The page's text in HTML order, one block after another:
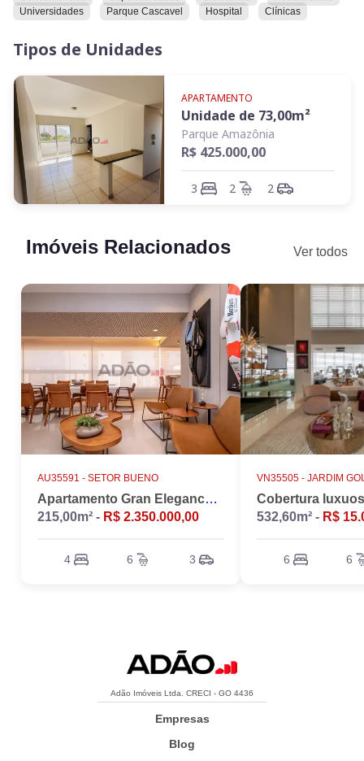
Universidades
Parque Cascavel Hospital Clínicas
Tipos de Unidades
APARTAMENTO
Unidade de 73,00m²
Parque Amazônia
R$ 425.000,00
3 2 2
Imóveis Relacionados Ver todos
AU35591 - SETOR BUENO
Apartamento Gran Elegance - 4 suites + Home Office
215,00m² - R$ 2.350.000,00
4 6 3
VN35505 - JARDIM
532,60m² - R$
6 6
Adão Imóveis Ltda. CRECI - GO 4436
Empresas
Blog